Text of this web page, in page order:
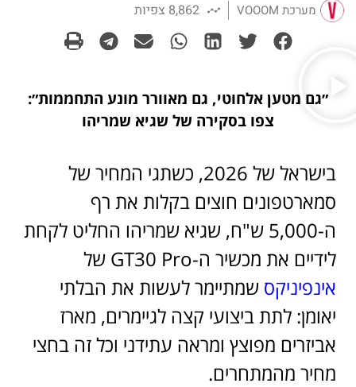
מערכת VOOOM 8,862 צפיות
״גם מטען אלחוטי, גם מאוורר מונע התחממות״:
צפו בסקירה של שגיא שמריהו
בישראל של 2026, כשתגי המחיר של
סמארטפונים חוצים בקלות את רף
ה-5,000 ש"ח, שגיא שמריהו החליט לקחת
לידיים את מכשיר ה-GT30 Pro של
אינפיניקס שמתיימר לעשות את הבלתי
יאומן: לתת ביצועי קצה לגיימרים, מארז
אביזרים מפוצץ ומראה עתידני וכל זה בחצי
מחיר מהמתחרים.